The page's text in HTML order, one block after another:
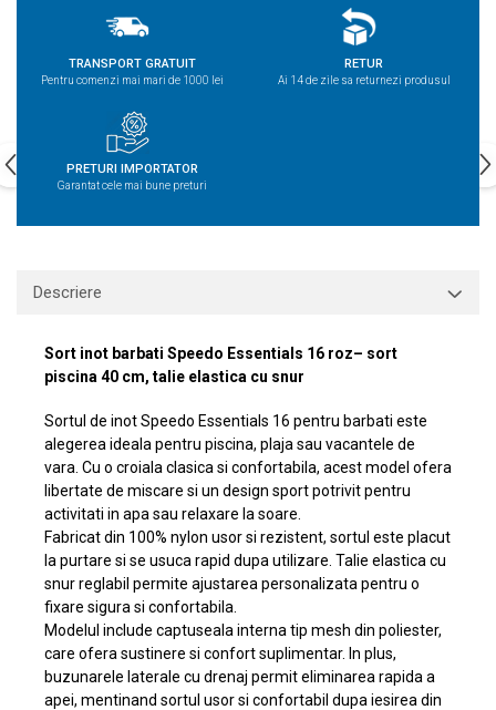
TRANSPORT GRATUIT
Pentru comenzi mai mari de 1000 lei
RETUR
Ai 14 de zile sa returnezi produsul
PRETURI IMPORTATOR
Garantat cele mai bune preturi
Descriere
Sort inot barbati Speedo Essentials 16 roz– sort
piscina 40 cm, talie elastica cu snur
Sortul de inot Speedo Essentials 16 pentru barbati este
alegerea ideala pentru piscina, plaja sau vacantele de
vara. Cu o croiala clasica si confortabila, acest model ofera
libertate de miscare si un design sport potrivit pentru
activitati in apa sau relaxare la soare.
Fabricat din 100% nylon usor si rezistent, sortul este placut
la purtare si se usuca rapid dupa utilizare. Talie elastica cu
snur reglabil permite ajustarea personalizata pentru o
fixare sigura si confortabila.
Modelul include captuseala interna tip mesh din poliester,
care ofera sustinere si confort suplimentar. In plus,
buzunarele laterale cu drenaj permit eliminarea rapida a
apei, mentinand sortul usor si confortabil dupa iesirea din